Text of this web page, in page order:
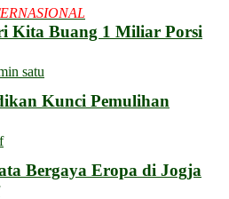
Kita Buang 1 Miliar Porsi
satu
Kunci Pemulihan
Bergaya Eropa di Jogja